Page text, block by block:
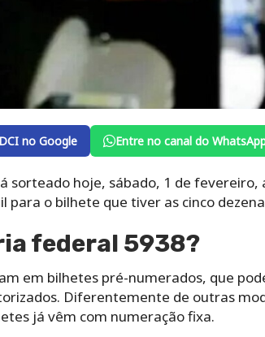
no Google Entre no canal do
sorteado hoje, sábado, 1 de
para o bilhete que tiver as cinco
federal 5938?
em bilhetes pré-numerados, que
Diferentemente de outras
já vêm com numeração fixa.